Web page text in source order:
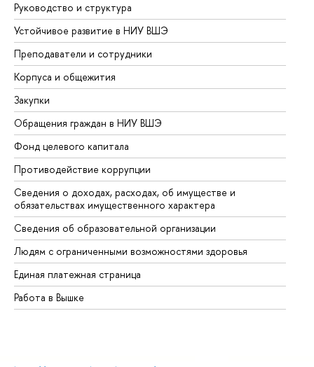
Руководство и структура
Устойчивое развитие в НИУ ВШЭ
Преподаватели и сотрудники
Корпуса и общежития
Закупки
Обращения граждан в НИУ ВШЭ
Фонд целевого капитала
Противодействие коррупции
Сведения о доходах, расходах, об имуществе и
обязательствах имущественного характера
Сведения об образовательной организации
Людям с ограниченными возможностями здоровья
Единая платежная страница
Работа в Вышке